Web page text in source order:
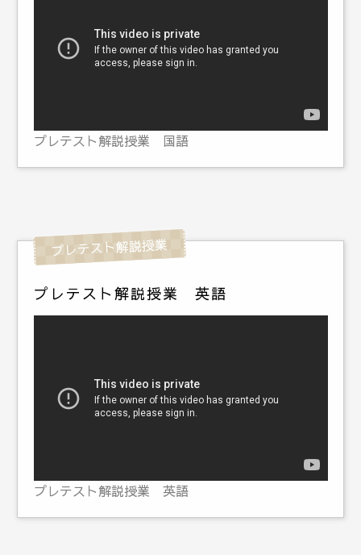
プレテスト解説授業 国語
プレテスト解説授業 英語
プレテスト解説授業 英語